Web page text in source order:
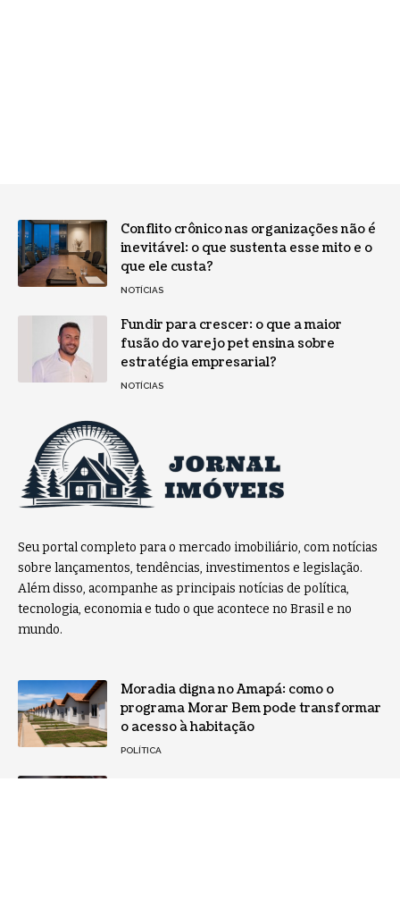
Conflito crônico nas organizações não é
inevitável: o que sustenta esse mito e o
que ele custa?
NOTÍCIAS
Fundir para crescer: o que a maior
fusão do varejo pet ensina sobre
estratégia empresarial?
NOTÍCIAS
Seu portal completo para o mercado imobiliário, com notícias
sobre lançamentos, tendências, investimentos e legislação.
Além disso, acompanhe as principais notícias de política,
tecnologia, economia e tudo o que acontece no Brasil e no
mundo.
Moradia digna no Amapá: como o
programa Morar Bem pode transformar
o acesso à habitação
POLÍTICA